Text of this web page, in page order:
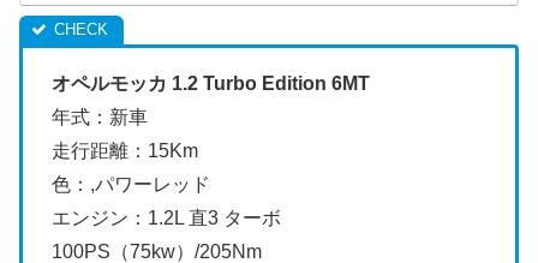
オペルモッカ 1.2 Turbo Edition 6MT
年式：新車
走行距離：15Km
色：,パワーレッド
エンジン：1.2L 直3 ターボ
100PS（75kw）/205Nm